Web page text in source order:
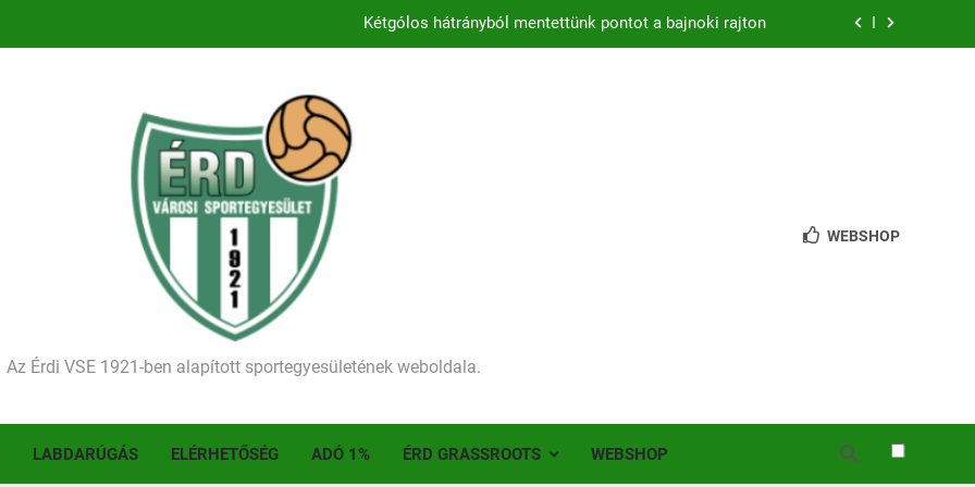
Kezdődik a 2026–2027-es szezon – hazai pályán rajtol az Érdi VSE!
Ellenfelünk visszalépése miatt játék nélkül jutottunk tovább a MOL Magyar Kupában
Kezdődik a 2026–2027-es szezon – hazai pályán rajtol az Érdi VSE!
Történelmet írt az I. Érdi Football Fesztivál – több mint 200 játékos lépett pályára Érden
Az Érdi VSE 1921-ben alapított sportegyesületének weboldala.
WEBSHOP
LABDARÚGÁS ELÉRHETŐSÉG ADÓ 1% ÉRD GRASSROOTS WEBSHOP